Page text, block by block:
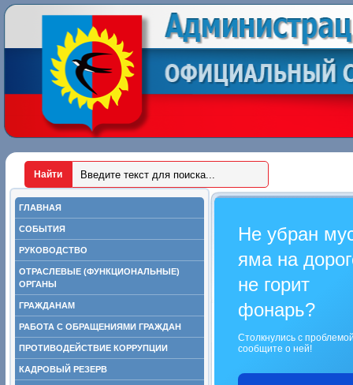
ГЛАВНАЯ
СОБЫТИЯ
РУКОВОДСТВО
ОТРАСЛЕВЫЕ (ФУНКЦИОНАЛЬНЫЕ)
ОРГАНЫ
ГРАЖДАНАМ
РАБОТА С ОБРАЩЕНИЯМИ ГРАЖДАН
ПРОТИВОДЕЙСТВИЕ КОРРУПЦИИ
КАДРОВЫЙ РЕЗЕРВ
Не убран
яма на
не горит
фонарь?
Столкнулись с
сообщите о ней!